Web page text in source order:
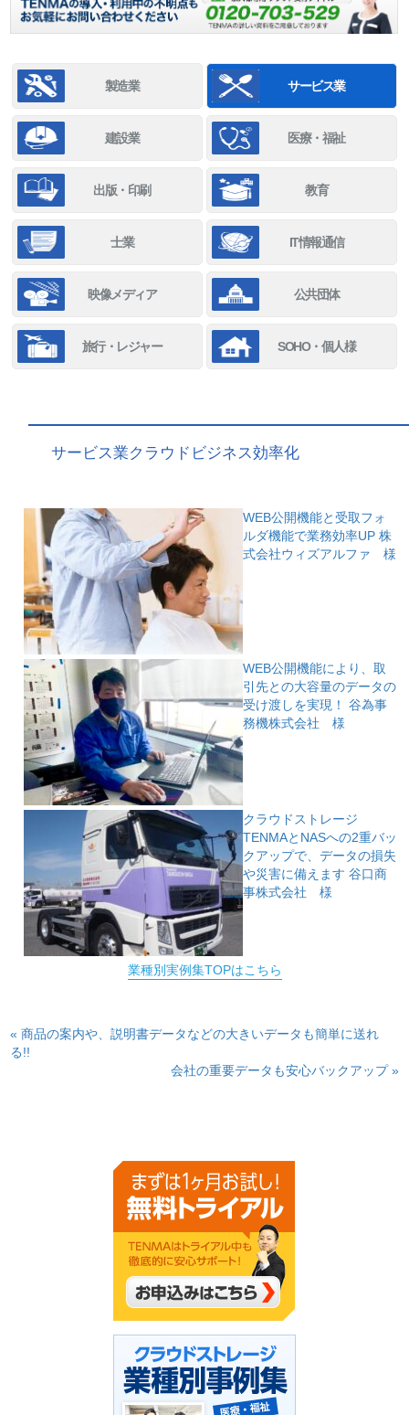
製造業 サービス業
建設業 医療・福祉
出版・印刷 教育
士業 IT情報通信
映像メディア 公共団体
旅行・レジャー SOHO・個人様
サービス業クラウドビジネス効率化
WEB公開機能と受取フォ
ルダ機能で業務効率UP株
式会社ウィズアルファ 様
WEB公開機能により、取
引先との大容量のデータの
受け渡しを実現！谷為事
務機株式会社 様
クラウドストレージ
TENMAとNASへの2重バッ
クアップで、データの損失
や災害に備えます谷口商
事株式会社 様
業種別実例集TOPはこちら
« 商品の案内や、説明書データなどの大きいデータも簡単に送れ
る!!
会社の重要データも安心バックアップ »